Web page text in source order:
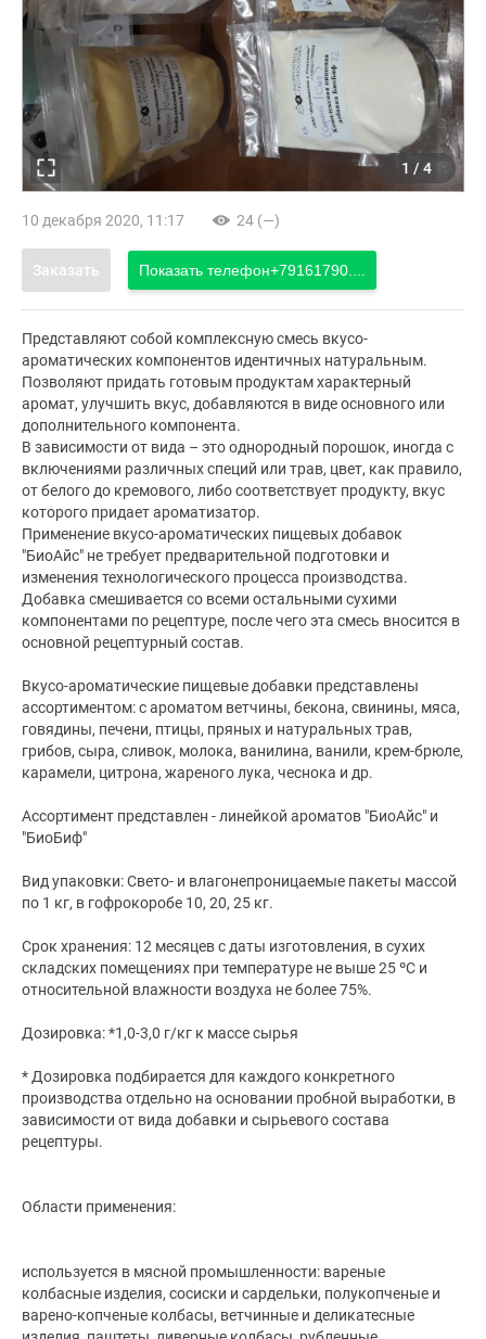
1 / 4
10 декабря 2020, 11:17 24 (—)
Заказать Показать телефон+79161790....
Представляют собой комплексную смесь вкусо-
ароматических компонентов идентичных натуральным.
Позволяют придать готовым продуктам характерный
аромат, улучшить вкус, добавляются в виде основного или
дополнительного компонента.
В зависимости от вида – это однородный порошок, иногда с
включениями различных специй или трав, цвет, как правило,
от белого до кремового, либо соответствует продукту, вкус
которого придает ароматизатор.
Применение вкусо-ароматических пищевых добавок
"БиоАйс" не требует предварительной подготовки и
изменения технологического процесса производства.
Добавка смешивается со всеми остальными сухими
компонентами по рецептуре, после чего эта смесь вносится в
основной рецептурный состав.
Вкусо-ароматические пищевые добавки представлены
ассортиментом: с ароматом ветчины, бекона, свинины, мяса,
говядины, печени, птицы, пряных и натуральных трав,
грибов, сыра, сливок, молока, ванилина, ванили, крем-брюле,
карамели, цитрона, жареного лука, чеснока и др.
Ассортимент представлен - линейкой ароматов "БиоАйс" и
"БиоБиф"
Вид упаковки: Свето- и влагонепроницаемые пакеты массой
по 1 кг, в гофрокоробе 10, 20, 25 кг.
Срок хранения: 12 месяцев с даты изготовления, в сухих
складских помещениях при температуре не выше 25 ºС и
относительной влажности воздуха не более 75%.
Дозировка: *1,0-3,0 г/кг к массе сырья
* Дозировка подбирается для каждого конкретного
производства отдельно на основании пробной выработки, в
зависимости от вида добавки и сырьевого состава
рецептуры.
Области применения:
используется в мясной промышленности: вареные
колбасные изделия, сосиски и сардельки, полукопченые и
варено-копченые колбасы, ветчинные и деликатесные